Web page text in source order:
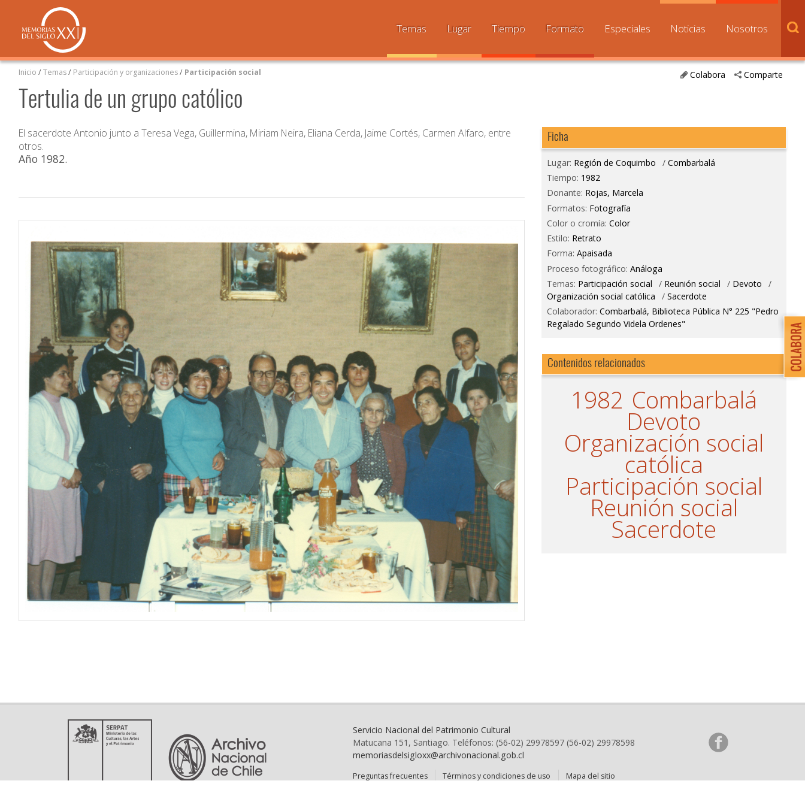
Temas Lugar Tiempo Formato Especiales Noticias Nosotros
Comparte
Colabora
Inicio /Temas/ Participación y organizaciones/ Participación social
Tertulia de un grupo católico
El sacerdote Antonio junto a Teresa Vega, Guillermina, Miriam Neira, Eliana Cerda, Jaime Cortés, Carmen Alfaro, entre
otros.
Año 1982.
Ficha
Lugar: Región de Coquimbo / Combarbalá
Tiempo: 1982
Donante: Rojas, Marcela
Formatos: Fotografía
Color o cromía: Color
Estilo: Retrato
Forma: Apaisada
Proceso fotográfico: Análoga
Temas: Participación social / Reunión social / Devoto
/
Organización social católica
/ Sacerdote
Colaborador: Combarbalá, Biblioteca Pública N° 225 "Pedro
Regalado Segundo Videla Ordenes"
Contenidos relacionados
1982 Combarbalá
Devoto
Organización social
católica
Participación social
Reunión social
Sacerdote
Servicio Nacional del Patrimonio Cultural
Matucana 151, Santiago. Teléfonos: (56-02) 29978597 (56-02) 29978598
memoriasdelsigloxx@archivonacional.gob.cl
Preguntas frecuentes Términos y condiciones de uso Mapa del sitio